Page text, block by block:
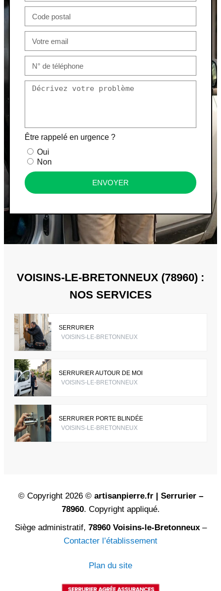
Être rappelé en urgence ?
Oui
Non
ENVOYER
VOISINS-LE-BRETONNEUX (78960) :
NOS SERVICES
SERRURIER
VOISINS-LE-BRETONNEUX
SERRURIER AUTOUR DE MOI
VOISINS-LE-BRETONNEUX
SERRURIER PORTE BLINDÉE
VOISINS-LE-BRETONNEUX
© Copyright 2026 © artisanpierre.fr | Serrurier –
78960. Copyright appliqué.
Siège administratif, 78960 Voisins-le-Bretonneux–
Contacter l’établissement
Plan du site